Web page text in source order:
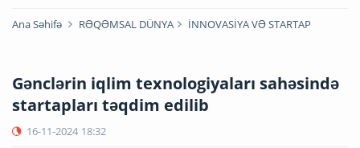
Ana Səhifə RƏQƏMSAL DÜNYA İNNOVASİYA VƏ STARTAP
Gənclərin iqlim texnologiyaları sahəsində
startapları təqdim edilib
16-11-2024 18:32